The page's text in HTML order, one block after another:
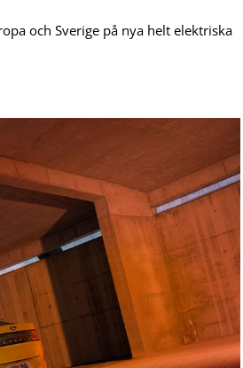
och Sverige på nya helt elektriska